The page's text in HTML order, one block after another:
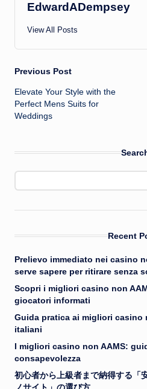
EdwardADempsey
View All Posts
Post
navigation
Previous Post
Elevate Your Style with the
Perfect Mens Suits for
Weddings
Recent
Prelievo immediato nei casino
serve sapere per ritirare senza
Scopri i migliori casino non
giocatori informati
Guida pratica ai migliori casino
italiani
I migliori casino non AAMS:
consapevolezza
初心者から上級者まで納得する「